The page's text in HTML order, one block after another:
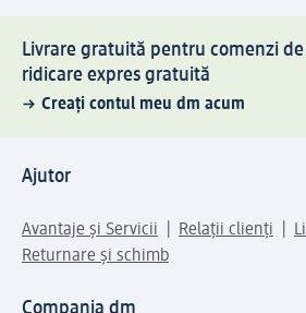
Livrare gratuită pentru comenzi
ridicare expres gratuită
Creați contul meu dm acum
Ajutor
Avantaje și Servicii Relații clienți
Returnare și schimb
Compania dm